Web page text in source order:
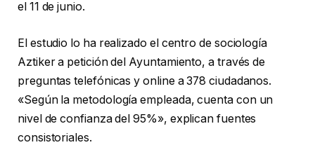
el 11 de junio.
El estudio lo ha realizado el centro de sociología
Aztiker a petición del Ayuntamiento, a través de
preguntas telefónicas y online a 378 ciudadanos.
«Según la metodología empleada, cuenta con un
nivel de confianza del 95%», explican fuentes
consistoriales.